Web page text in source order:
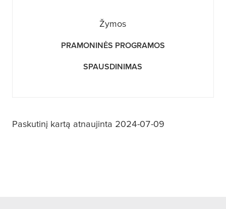
Žymos
PRAMONINĖS PROGRAMOS
SPAUSDINIMAS
Paskutinį kartą atnaujinta 2024-07-09